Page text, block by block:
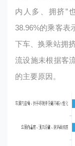
内人多、拥挤”
38.96%的乘客表
下车、换乘站拥
流设施未根据客
的主要原因。